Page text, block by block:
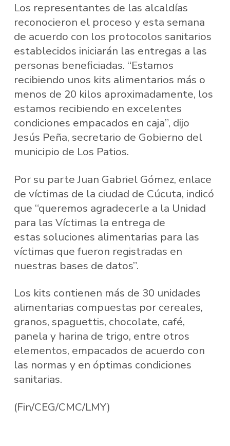
Los representantes de las alcaldías
reconocieron el proceso y esta semana
de acuerdo con los protocolos sanitarios
establecidos iniciarán las entregas a las
personas beneficiadas. “Estamos
recibiendo unos kits alimentarios más o
menos de 20 kilos aproximadamente, los
estamos recibiendo en excelentes
condiciones empacados en caja”, dijo
Jesús Peña, secretario de Gobierno del
municipio de Los Patios.
Por su parte Juan Gabriel Gómez, enlace
de víctimas de la ciudad de Cúcuta, indicó
que “queremos agradecerle a la Unidad
para las Víctimas la entrega de
estas soluciones alimentarias para las
víctimas que fueron registradas en
nuestras bases de datos”.
Los kits contienen más de 30 unidades
alimentarias compuestas por cereales,
granos, spaguettis, chocolate, café,
panela y harina de trigo, entre otros
elementos, empacados de acuerdo con
las normas y en óptimas condiciones
sanitarias.
(Fin/CEG/CMC/LMY)